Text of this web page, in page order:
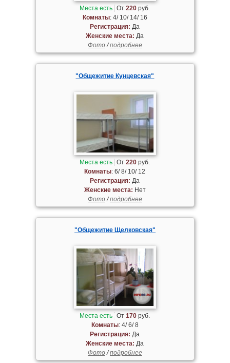
Места есть От220 руб.
Комнаты: 4/ 10/ 14/ 16
Регистрация: Да
Женские места: Да
Фото/подробнее
"Общежитие Кунцевская"
Места есть От220 руб.
Комнаты: 6/ 8/ 10/ 12
Регистрация: Да
Женские места: Нет
Фото/подробнее
"Общежитие Щелковская"
Места есть От170 руб.
Комнаты: 4/ 6/ 8
Регистрация: Да
Женские места: Да
Фото/подробнее